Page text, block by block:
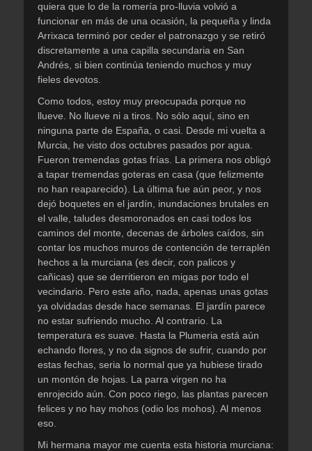
quiera que lo de la romería pro-lluvia volvió a
funcionar en más de una ocasión, la pequeña y linda
Arrixaca terminó por ceder el patronazgo y se retiró
discretamente a una capilla secundaria en San
Andrés, si bien continúa teniendo muchos y muy
fieles devotos.
Como todos, estoy muy preocupada porque no
llueve. No llueve ni a tiros. No sólo aquí, sino en
ninguna parte de España, o casi. Desde mi vuelta a
Murcia, he visto dos octubres pasados por agua.
Fueron tremendas gotas frías. La primera nos obligó
a tapar tremendas goteras en casa (que felizmente
no han reaparecido). La última fue aún peor, y nos
dejó boquetes en el jardín, inundaciones brutales en
el valle, taludes desmoronados en casi todos los
caminos del monte, decenas de árboles caídos, sin
contar los muchos muros de contención de terraplén
hechos a la murciana (es decir, con palicos y
cañicas) que se derritieron en migas por todo el
vecindario. Pero este año, nada, apenas unas gotas
ya olvidadas desde hace semanas. El jardín parece
no estar sufriendo mucho. Al contrario. La
temperatura es suave. Hasta la Plumeria está aún
echando flores, y no da signos de sufrir, cuando por
estas fechas, seria lo normal que ya hubiese tirado
un montón de hojas. La parra virgen no ha
enrojecido aún. Con poco riego, las plantas parecen
felices y no hay mohos (odio los mohos). Al menos
eso.
Mi hermana mayor me cuenta esta historia murciana: